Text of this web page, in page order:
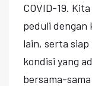
COVID-19.
peduli dengan
lain, serta
kondisi yang
bersama-